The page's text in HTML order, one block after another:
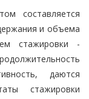
составляется
и объема
стажировки -
даются
стажировки